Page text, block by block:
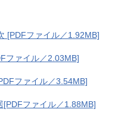
[PDFファイル／1.92MB]
ファイル／2.03MB]
ファイル／3.54MB]
ファイル／1.88MB]